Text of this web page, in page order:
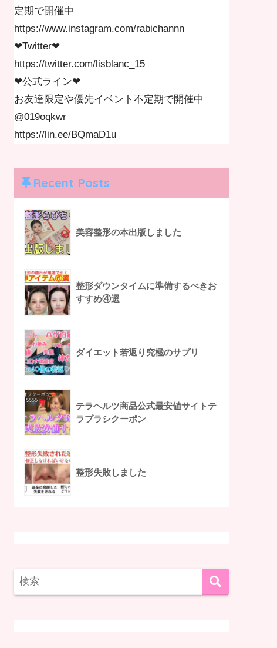
定期で開催中
https://www.instagram.com/rabichannn
❤︎Twitter❤︎
https://twitter.com/lisblanc_15
❤︎公式ライン❤︎
お友達限定や優先イベント不定期で開催中
@019oqkwr
https://lin.ee/BQmaD1u
Recent Posts
美容整形の本出版しました
整形ダウンタイムに準備するべきお
すすめ④選
ダイエット若返り究極のサプリ
テラヘルツ商品公式最安値サイトテ
ラブラシクーポン
整形失敗しました